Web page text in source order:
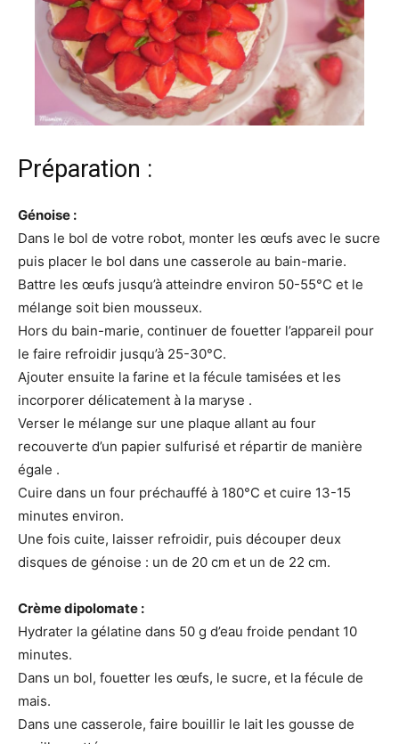
Préparation :
Génoise :
Dans le bol de votre robot, monter les œufs avec le sucre
puis placer le bol dans une casserole au bain-marie.
Battre les œufs jusqu’à atteindre environ 50-55°C et le
mélange soit bien mousseux.
Hors du bain-marie, continuer de fouetter l’appareil pour
le faire refroidir jusqu’à 25-30°C.
Ajouter ensuite la farine et la fécule tamisées et les
incorporer délicatement à la maryse .
Verser le mélange sur une plaque allant au four
recouverte d’un papier sulfurisé et répartir de manière
égale .
Cuire dans un four préchauffé à 180°C et cuire 13-15
minutes environ.
Une fois cuite, laisser refroidir, puis découper deux
disques de génoise : un de 20 cm et un de 22 cm.
Crème dipolomate :
Hydrater la gélatine dans 50 g d’eau froide pendant 10
minutes.
Dans un bol, fouetter les œufs, le sucre, et la fécule de
mais.
Dans une casserole, faire bouillir le lait les gousse de